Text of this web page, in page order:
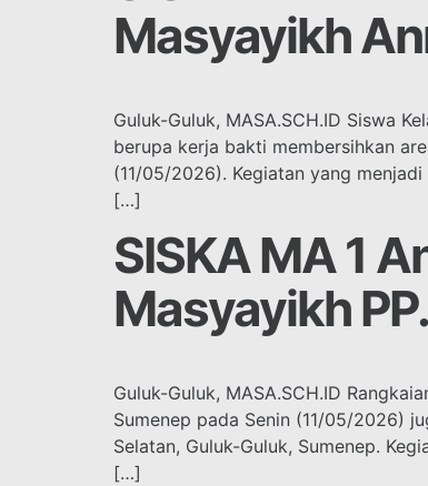
Masyayikh
Guluk-Guluk, MASA.SCH.ID Siswa
berupa kerja bakti membersihkan
(11/05/2026). Kegiatan yang
[…]
SISKA MA 1
Masyayikh
Guluk-Guluk, MASA.SCH.ID
Sumenep pada Senin (11/05/2026)
Selatan, Guluk-Guluk, Sumenep.
[…]